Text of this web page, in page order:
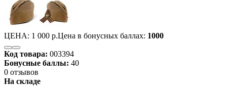
ЦЕНА: 1 000 р.Цена в бонусных баллах: 1000
Код товара: 003394
Бонусные баллы: 40
0 отзывов
На складе